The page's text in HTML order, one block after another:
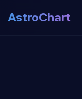
AstroChart